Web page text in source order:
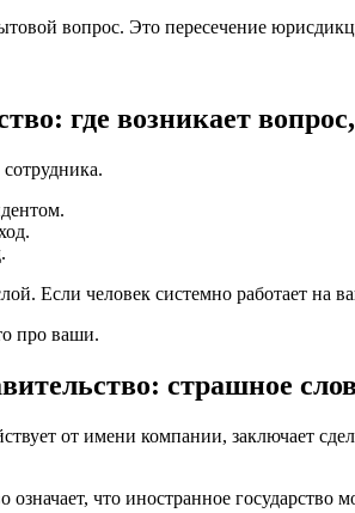
вопрос. Это пересечение
где возникает
Если человек системно работает на
про ваши.
страшное
от имени компании, заключает
означает, что иностранное